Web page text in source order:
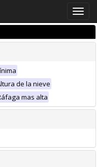
Toggle
de la nieve
mas alta